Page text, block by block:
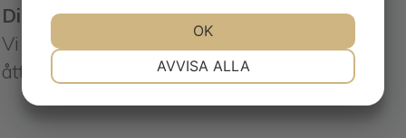
Din näringsverksamhet - Vårt intresse!
Vi är den lokala byrån som sedan mitten av
åttiotalet verkar i Alingsås.
AVVISA ALLA
OK